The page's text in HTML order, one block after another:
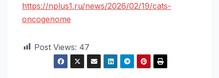
https://nplus1.ru/news/2026/02/19/cats-
oncogenome
Post Views: 47